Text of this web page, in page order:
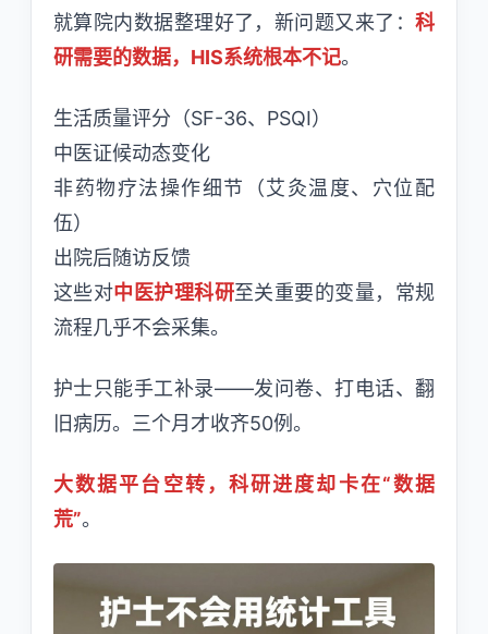
就算院内数据整理好了，新问题又来了： 科
研需要的数据，HIS系统根本不记。
生活质量评分（SF-36、PSQI）
中医证候动态变化
非药物疗法操作细节（艾灸温度、穴位配
伍）
出院后随访反馈
这些对中医护理科研至关重要的变量，常规
流程几乎不会采集。
护士只能手工补录——发问卷、打电话、翻
旧病历。三个月才收齐50例。
大数据平台空转，科研进度却卡在“数据
荒”。